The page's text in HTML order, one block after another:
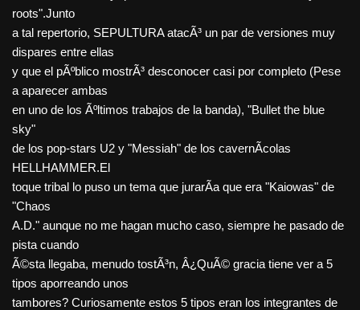
roots".Junto
a tal repertorio, SEPULTURA atacÃ³ un par de versiones muy
dispares entre ellas
y que el pÃºblico mostrÃ³ desconocer casi por completo (Pese
a aparecer ambas
en uno de los Ãºltimos trabajos de la banda), "Bullet the blue
sky"
de los pop-stars U2 y "Messiah" de los cavernÃ­colas
HELLHAMMER.El
toque tribal lo puso un tema que jurarÃ­a que era "Kaiowas" de
"Chaos
A.D." aunque no me hagan mucho caso, siempre he pasado de
pista cuando
Ã©sta llegaba, menudo tostÃ³n, Â¿QuÃ© gracia tiene ver a 5
tipos aporreando unos
tambores? Curiosamente estos 5 tipos eran los integrantes de